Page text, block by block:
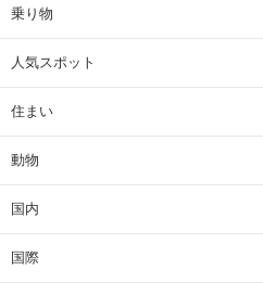
乗り物
人気スポット
住まい
動物
国内
国際